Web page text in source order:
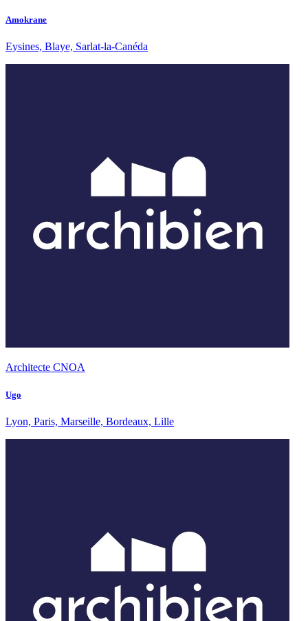
Amokrane
Eysines, Blaye, Sarlat-la-Canéda
Architecte CNOA
Ugo
Lyon, Paris, Marseille, Bordeaux, Lille